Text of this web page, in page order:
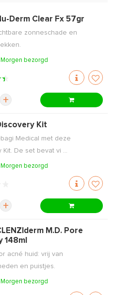
Derm Clear Fx 57gr
zonneschade en
Morgen bezorgd
+
Kit
Medical met deze
Kit. De set bevat vi ...
Morgen bezorgd
+
M.D. Pore
148ml
acné huid: vrij van
en puistjes.
Morgen bezorgd